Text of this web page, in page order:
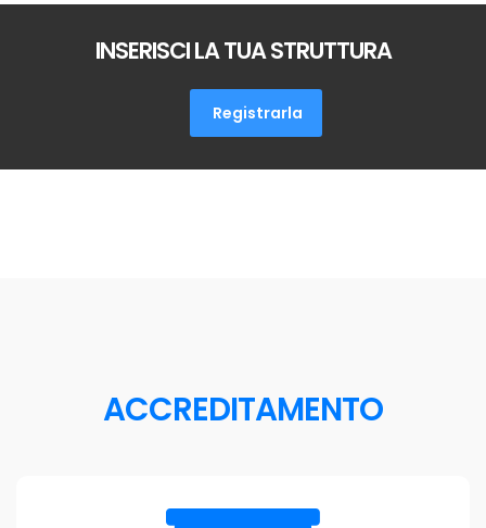
INSERISCI LA TUA STRUTTURA
ACCREDITAMENTO